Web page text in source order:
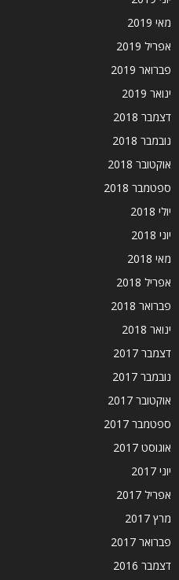
מאי 2019
אפריל 2019
פברואר 2019
ינואר 2019
דצמבר 2018
נובמבר 2018
אוקטובר 2018
ספטמבר 2018
יולי 2018
יוני 2018
מאי 2018
אפריל 2018
פברואר 2018
ינואר 2018
דצמבר 2017
נובמבר 2017
אוקטובר 2017
ספטמבר 2017
אוגוסט 2017
יוני 2017
אפריל 2017
מרץ 2017
פברואר 2017
דצמבר 2016